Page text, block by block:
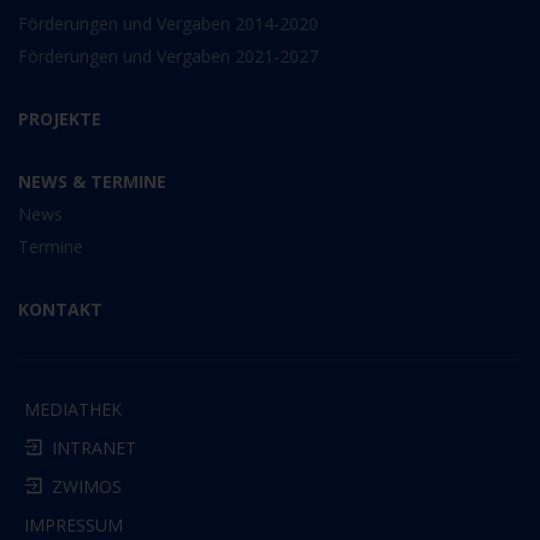
Förderungen und Vergaben 2014-2020
Förderungen und Vergaben 2021-2027
PROJEKTE
NEWS & TERMINE
News
Termine
KONTAKT
MEDIATHEK
INTRANET
ZWIMOS
IMPRESSUM